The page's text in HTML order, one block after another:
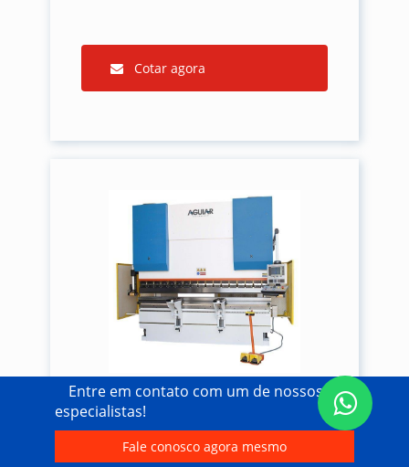
Entre em contato com um de nossos
especialistas!
Fale conosco agora mesmo
Cotar agora
PRENSAS DOBRADEIRAS DE
CHAPAS